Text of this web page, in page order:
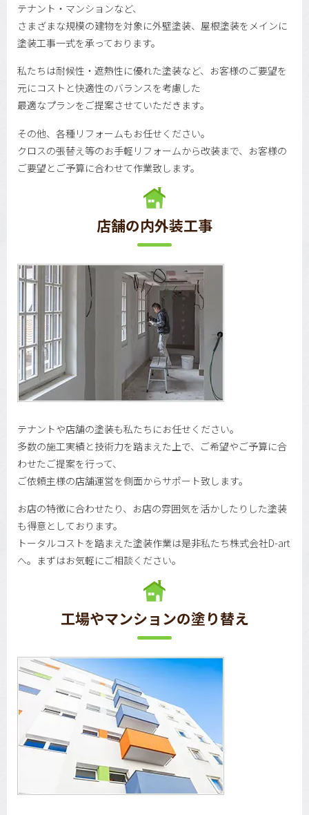
テナント・マンションなど、
さまざまな規模の建物を対象に外壁塗装、屋根塗装をメインに
塗装工事一式を承っております。
私たちは耐候性・遮熱性に優れた塗装など、お客様のご要望を
元にコストと快適性のバランスを考慮した
最適なプランをご提案させていただきます。
その他、各種リフォームもお任せください。
クロスの張替え等のお手軽リフォームから改装まで、お客様の
ご要望とご予算に合わせて作業致します。
店舗の内外装工事
テナントや店舗の塗装も私たちにお任せください。
多数の施工実績と技術力を踏まえた上で、ご希望やご予算に合
わせたご提案を行って、
ご依頼主様の店舗運営を側面からサポート致します。
お店の特徴に合わせたり、お店の雰囲気を活かしたりした塗装
も得意としております。
トータルコストを踏まえた塗装作業は是非私たち株式会社D-art
へ。まずはお気軽にご相談ください。
工場やマンションの塗り替え